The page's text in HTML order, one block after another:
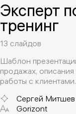
Эксперт
тренинг
13 слайдов
Шаблон
продажах,
работы с клиентами.
Сергей Митшев
Gorizont